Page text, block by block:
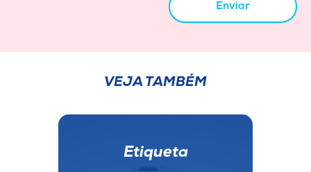
Enviar
VEJA TAMBÉM
Etiqueta